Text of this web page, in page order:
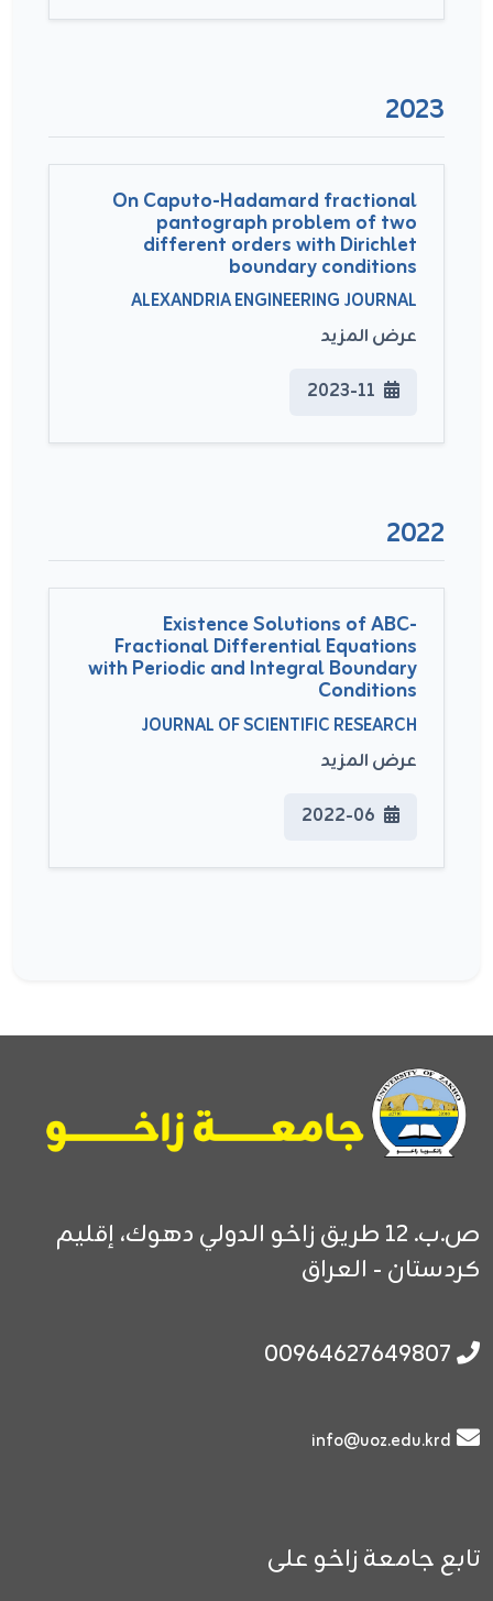
2023
On Caputo-Hadamard fractional
pantograph problem of two
different orders with Dirichlet
boundary conditions
ALEXANDRIA ENGINEERING JOURNAL
عرض المزيد
2022
Existence Solutions of ABC-
Fractional Differential Equations
with Periodic and Integral Boundary
Conditions
JOURNAL OF SCIENTIFIC RESEARCH
عرض المزيد
ص.ب. 12 طريق زاخو الدولي دهوك، إقليم
كردستان - العراق
00964627649807
info@uoz.edu.krd
تابع جامعة زاخو على